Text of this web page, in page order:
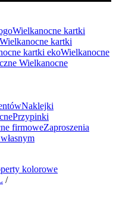
Wielkanocne kartki
Wielkanocne kartki
kartki ekoWielkanocne
Wielkanocne
Naklejki
Przypinki
firmoweZaproszenia
kolorowe
/